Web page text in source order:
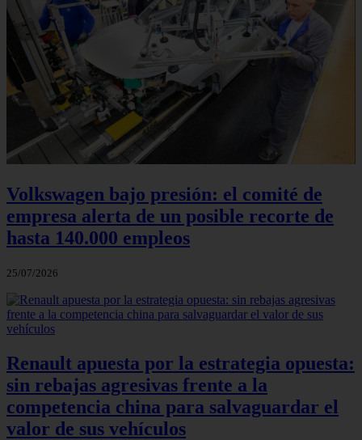
Volkswagen bajo presión: el comité de
empresa alerta de un posible recorte de
hasta 140.000 empleos
25/07/2026
Renault apuesta por la estrategia opuesta:
sin rebajas agresivas frente a la
competencia china para salvaguardar el
valor de sus vehículos